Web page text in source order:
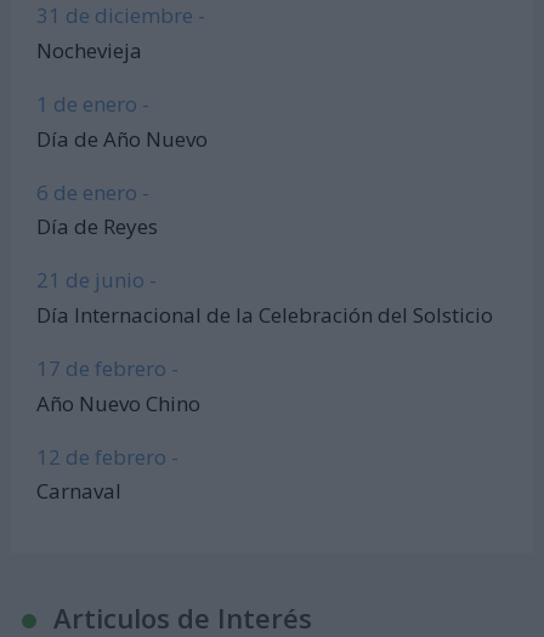
31 de diciembre -
Nochevieja
1 de enero -
Día de Año Nuevo
6 de enero -
Día de Reyes
21 de junio -
Día Internacional de la Celebración del Solsticio
17 de febrero -
Año Nuevo Chino
12 de febrero -
Carnaval
Articulos de Interés